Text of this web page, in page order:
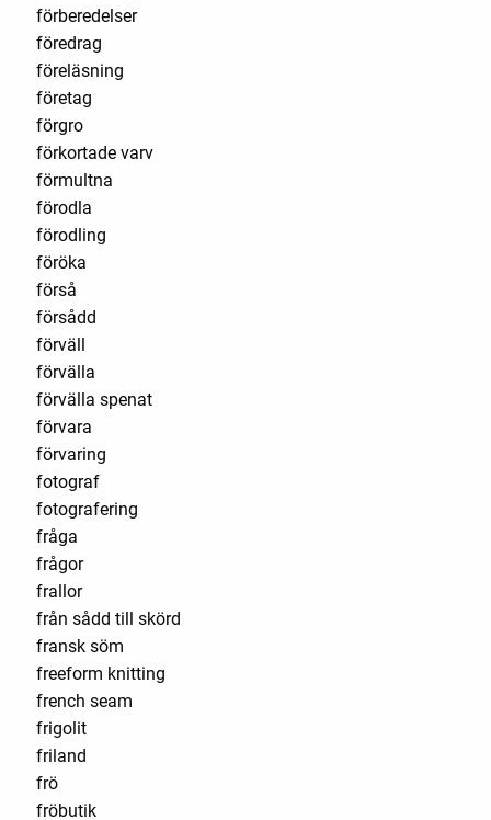
förberedelser
föredrag
föreläsning
företag
förgro
förkortade varv
förmultna
förodla
förodling
föröka
förså
försådd
förväll
förvälla
förvälla spenat
förvara
förvaring
fotograf
fotografering
fråga
frågor
frallor
från sådd till skörd
fransk söm
freeform knitting
french seam
frigolit
friland
frö
fröbutik